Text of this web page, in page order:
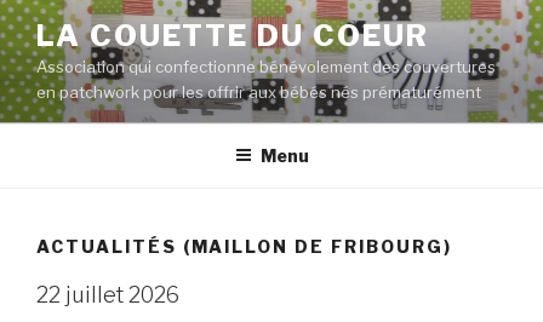
Aller
au
contenu
principal
LA COUETTE DU COEUR
Association qui confectionne bénévolement des couvertures
en patchwork pour les offrir aux bébés nés prématurément
Menu
ACTUALITÉS (MAILLON DE FRIBOURG)
22 juillet 2026